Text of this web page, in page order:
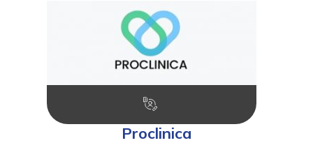
Proclinica